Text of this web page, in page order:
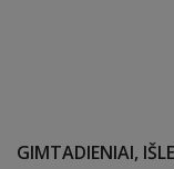
GIMTADIENIAI,